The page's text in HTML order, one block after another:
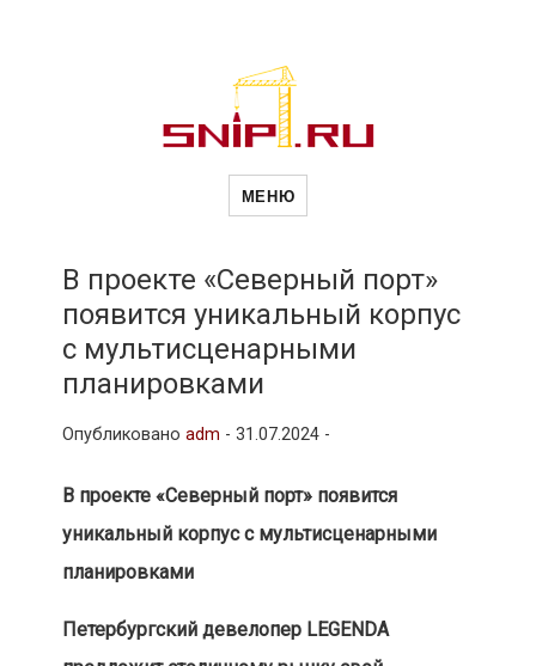
Новости
и
другие связанные со стройкой
рубрики
МЕНЮ
В проекте «Северный порт»
появится уникальный корпус
с мультисценарными
планировками
Опубликовано adm - 31.07.2024 -
В проекте «Северный порт» появится
уникальный корпус с мультисценарными
планировками
Петербургский девелопер LEGENDA